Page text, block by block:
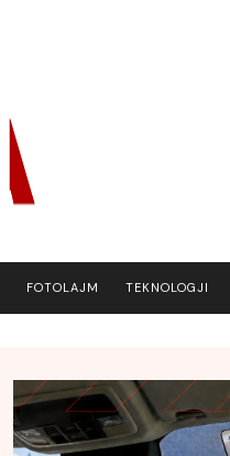
FOTOLAJM TEKNOLOGJI